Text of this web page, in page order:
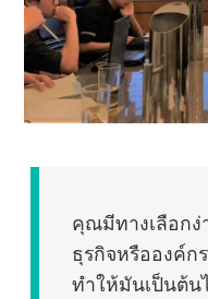
คุณมีทางเลือกง่
ธุรกิจหรือองค์
ทำให้มันเป็นต้